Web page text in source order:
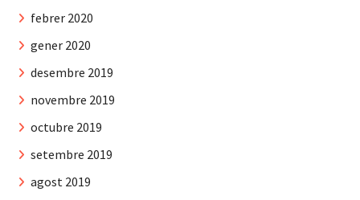
febrer 2020
gener 2020
desembre 2019
novembre 2019
octubre 2019
setembre 2019
agost 2019